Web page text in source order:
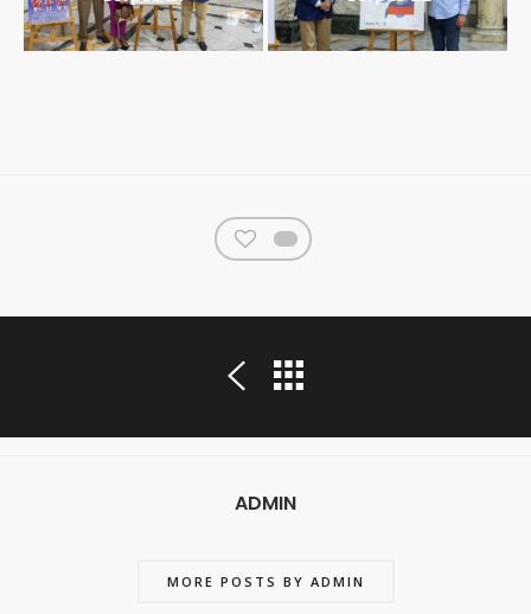
ADMIN
MORE POSTS BY ADMIN